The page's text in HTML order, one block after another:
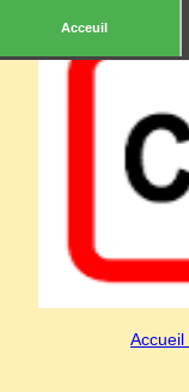
Acceuil
Accueil